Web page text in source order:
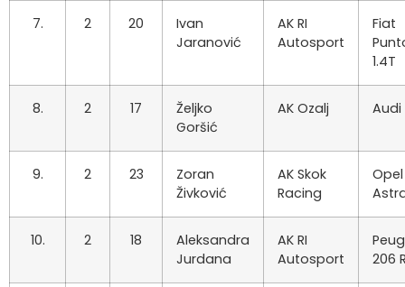
7. 2 20
Ivan
Jaranović
AK RI
Autosport
Fiat
1.4T
8. 2 17
Željko
Goršić
AK Ozalj Audi
9. 2 23
Zoran
Živković
AK Skok
Racing
Opel
10. 2 18
Aleksandra
Jurdana
AK RI
Autosport
206